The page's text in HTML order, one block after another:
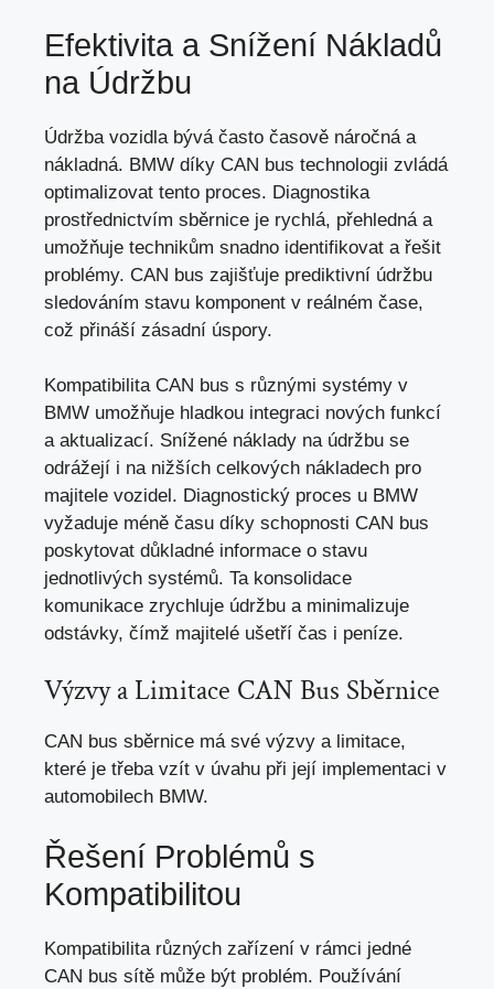
Efektivita a Snížení Nákladů
na Údržbu
Údržba vozidla bývá často časově náročná a
nákladná. BMW díky CAN bus technologii zvládá
optimalizovat tento proces. Diagnostika
prostřednictvím sběrnice je rychlá, přehledná a
umožňuje technikům snadno identifikovat a řešit
problémy. CAN bus zajišťuje prediktivní údržbu
sledováním stavu komponent v reálném čase,
což přináší zásadní úspory.
Kompatibilita CAN bus s různými systémy v
BMW umožňuje hladkou integraci nových funkcí
a aktualizací. Snížené náklady na údržbu se
odrážejí i na nižších celkových nákladech pro
majitele vozidel. Diagnostický proces u BMW
vyžaduje méně času díky schopnosti CAN bus
poskytovat důkladné informace o stavu
jednotlivých systémů. Ta konsolidace
komunikace zrychluje údržbu a minimalizuje
odstávky, čímž majitelé ušetří čas i peníze.
Výzvy a Limitace CAN Bus Sběrnice
CAN bus sběrnice má své výzvy a limitace,
které je třeba vzít v úvahu při její implementaci v
automobilech BMW.
Řešení Problémů s
Kompatibilitou
Kompatibilita různých zařízení v rámci jedné
CAN bus sítě může být problém. Používání